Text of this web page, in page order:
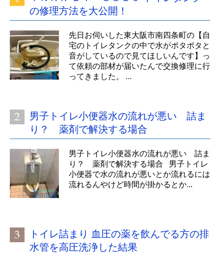
の修理方法を大公開！
先日お伺いした東大阪市南四条町の【自
宅のトイレタンクの中で水がポタポタと
音がしているので見てほしいんです】っ
て依頼の部材が届いたんで交換修理に行
ってきました。 ...
男子トイレ小便器水の流れが悪い 詰ま
り？ 薬剤で解決する場合
男子トイレ小便器水の流れが悪い 詰ま
り？ 薬剤で解決する場合 男子トイレ
小便器で水の流れが悪いとか流れるには
流れるんやけど時間が掛かるとか...
トイレ詰まり 血圧の薬を飲んでる方の排
水管を高圧洗浄した結果